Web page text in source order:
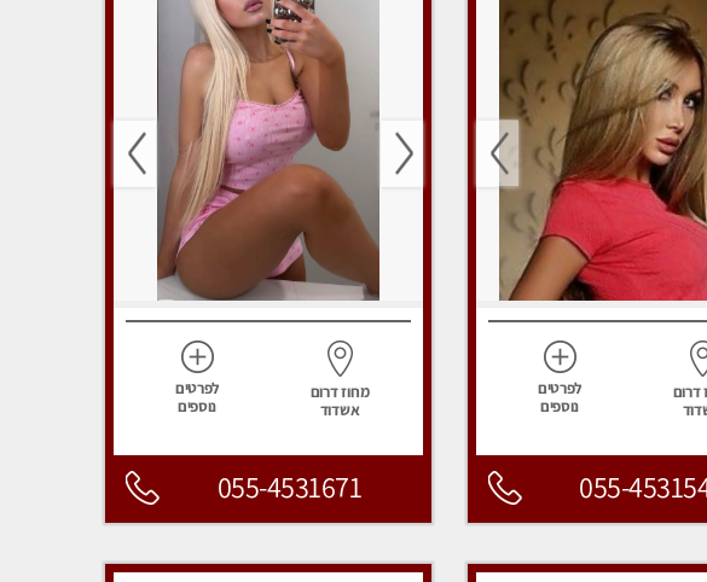
דרום
לפרטים
נוספים
055-
מחוז דרום
אשדוד
לפרטים
נוספים
055-4531671